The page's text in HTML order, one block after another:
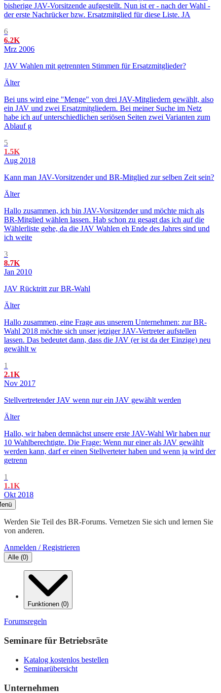
bisherige JAV-Vorsitzende aufgestellt. Nun ist er - nach der Wahl -
der erste Nachrücker bzw. Ersatzmitglied für diese Liste. JA
6
6.2K
Mrz 2006
JAV Wahlen mit getrennten Stimmen für Ersatzmitglieder?
Älter
Bei uns wird eine "Menge" von drei JAV-Mitgliedern gewählt, also
ein JAV und zwei Ersatzmitgliedern. Bei meiner Suche im Netz
habe ich auf unterschiedlichen seriösen Seiten zwei Varianten zum
Ablauf g
5
1.5K
Aug 2018
Kann man JAV-Vorsitzender und BR-Mitglied zur selben Zeit sein?
Älter
Hallo zusammen, ich bin JAV-Vorsitzender und möchte mich als
BR-Mitglied wählen lassen. Hab schon zu gesagt das ich auf die
Wählerliste gehe, da die JAV Wahlen eh Ende des Jahres sind und
ich weite
3
8.7K
Jan 2010
JAV Rücktritt zur BR-Wahl
Älter
Hallo zusammen, eine Frage aus unserem Unternehmen: zur BR-
Wahl 2018 möchte sich unser jetziger JAV-Vertreter aufstellen
lassen. Das bedeutet dann, dass die JAV (er ist da der Einzige) neu
gewählt w
1
2.1K
Nov 2017
Stellvertretender JAV wenn nur ein JAV gewählt werden
Älter
Hallo, wir haben demnächst unsere erste JAV-Wahl Wir haben nur
10 Wahlberechtigte. Die Frage: Wenn nur einer als JAV gewählt
werden kann, darf er einen Stellverteter haben und wenn ja wird der
getrenn
1
1.1K
Okt 2018
Werden Sie Teil des BR-Forums. Vernetzen Sie sich und lernen Sie
von anderen.
Anmelden / Registrieren
Alle (0)
Funktionen (0)
Forumsregeln
Seminare für Betriebsräte
Katalog kostenlos bestellen
Seminarübersicht
Unternehmen